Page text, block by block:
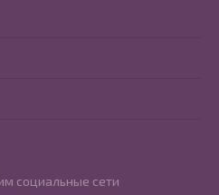
социальные сети